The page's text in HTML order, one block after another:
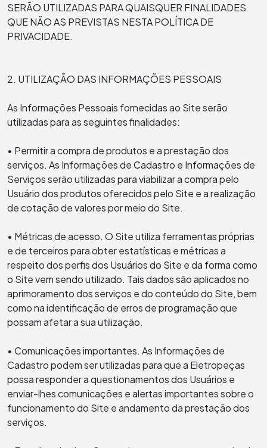
SERÃO UTILIZADAS PARA QUAISQUER FINALIDADES
QUE NÃO AS PREVISTAS NESTA POLÍTICA DE
PRIVACIDADE.
2. UTILIZAÇÃO DAS INFORMAÇÕES PESSOAIS
As Informações Pessoais fornecidas ao Site serão
utilizadas para as seguintes finalidades:
• Permitir a compra de produtos e a prestação dos
serviços. As Informações de Cadastro e Informações de
Serviços serão utilizadas para viabilizar a compra pelo
Usuário dos produtos oferecidos pelo Site e a realização
de cotação de valores por meio do Site.
• Métricas de acesso. O Site utiliza ferramentas próprias
e de terceiros para obter estatísticas e métricas a
respeito dos perfis dos Usuários do Site e da forma como
o Site vem sendo utilizado. Tais dados são aplicados no
aprimoramento dos serviços e do conteúdo do Site, bem
como na identificação de erros de programação que
possam afetar a sua utilização.
• Comunicações importantes. As Informações de
Cadastro podem ser utilizadas para que a Eletropeças
possa responder a questionamentos dos Usuários e
enviar-lhes comunicações e alertas importantes sobre o
funcionamento do Site e andamento da prestação dos
serviços.